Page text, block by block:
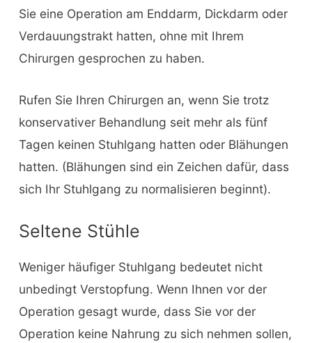
Sie eine Operation am Enddarm, Dickdarm oder
Verdauungstrakt hatten, ohne mit Ihrem
Chirurgen gesprochen zu haben.
Rufen Sie Ihren Chirurgen an, wenn Sie trotz
konservativer Behandlung seit mehr als fünf
Tagen keinen Stuhlgang hatten oder Blähungen
hatten. (Blähungen sind ein Zeichen dafür, dass
sich Ihr Stuhlgang zu normalisieren beginnt).
Seltene Stühle
Weniger häufiger Stuhlgang bedeutet nicht
unbedingt Verstopfung. Wenn Ihnen vor der
Operation gesagt wurde, dass Sie vor der
Operation keine Nahrung zu sich nehmen sollen,